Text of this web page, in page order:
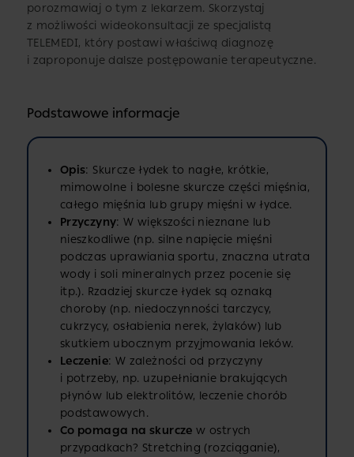
porozmawiaj o tym z lekarzem. Skorzystaj
z możliwości wideokonsultacji ze specjalistą
TELEMEDI, który postawi właściwą diagnozę
i zaproponuje dalsze postępowanie terapeutyczne.
Podstawowe informacje
Opis: Skurcze łydek to nagłe, krótkie,
mimowolne i bolesne skurcze części mięśnia,
całego mięśnia lub grupy mięśni w łydce.
Przyczyny: W większości nieznane lub
nieszkodliwe (np. silne napięcie mięśni
podczas uprawiania sportu, znaczna utrata
wody i soli mineralnych przez pocenie się
itp.). Rzadziej skurcze łydek są oznaką
choroby (np. niedoczynności tarczycy,
cukrzycy, osłabienia nerek, żylaków) lub
skutkiem ubocznym przyjmowania leków.
Leczenie: W zależności od przyczyny
i potrzeby, np. uzupełnianie brakujących
płynów lub elektrolitów, leczenie chorób
podstawowych.
Co pomaga na skurcze w ostrych
przypadkach? Stretching (rozciąganie),